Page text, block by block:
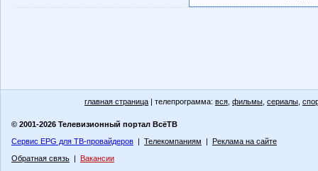
главная страница | телепрограмма: вся фильмы сериалы
© 2001-2026 Телевизионный портал ВсёТВ
Сервис EPG для ТВ-провайдеров | Телекомпаниям | Реклама на сайте
Обратная связь | Вакансии